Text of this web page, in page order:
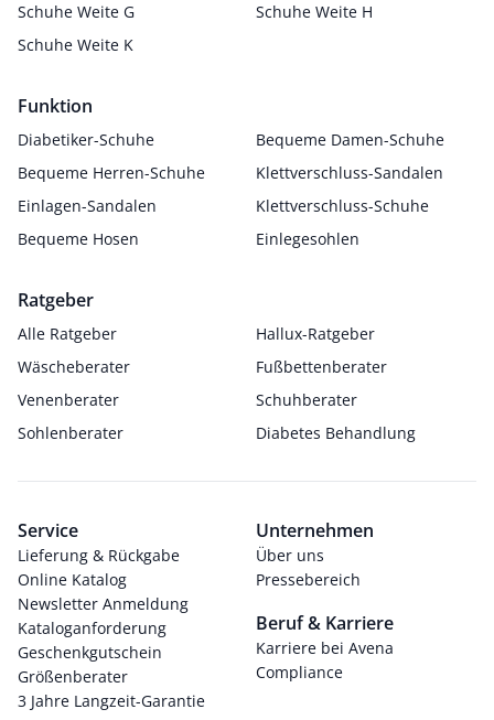
Schuhe Weite G
Schuhe Weite H
Schuhe Weite K
Funktion
Diabetiker-Schuhe
Bequeme Damen-Schuhe
Bequeme Herren-Schuhe
Klettverschluss-Sandalen
Einlagen-Sandalen
Klettverschluss-Schuhe
Bequeme Hosen
Einlegesohlen
Ratgeber
Alle Ratgeber
Hallux-Ratgeber
Wäscheberater
Fußbettenberater
Venenberater
Schuhberater
Sohlenberater
Diabetes Behandlung
Service
Lieferung & Rückgabe
Online Katalog
Newsletter Anmeldung
Kataloganforderung
Geschenkgutschein
Größenberater
3 Jahre Langzeit-Garantie
Unternehmen
Über uns
Pressebereich
Beruf & Karriere
Karriere bei Avena
Compliance